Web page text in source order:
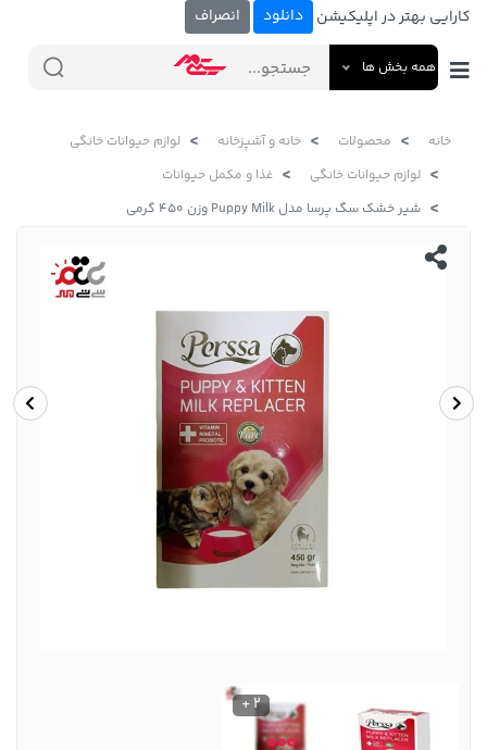
کارایی بهتر در اپلیکیشن دانلود انصراف
همه بخش ها
خانه محصولات خانه و آشپزخانه
لوازم حیوانات خانگی
لوازم حیوانات خانگی
غذا و مکمل حیوانات
شیر خشک سگ پرسا مدل Puppy Milk وزن 450 گرمی
2 +